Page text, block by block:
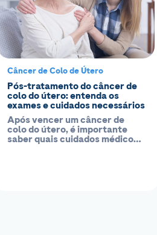
Câncer de Colo de Útero
Pós-tratamento do câncer de
colo do útero: entenda os
exames e cuidados necessários
Após vencer um câncer de
colo do útero, é importante
saber quais cuidados médicos